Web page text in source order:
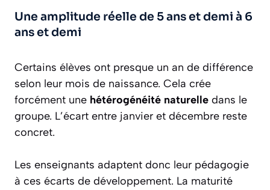
Une amplitude réelle de 5 ans et demi à 6
ans et demi
Certains élèves ont presque un an de différence
selon leur mois de naissance. Cela crée
forcément une hétérogénéité naturelle dans le
groupe. L’écart entre janvier et décembre reste
concret.
Les enseignants adaptent donc leur pédagogie
à ces écarts de développement. La maturité